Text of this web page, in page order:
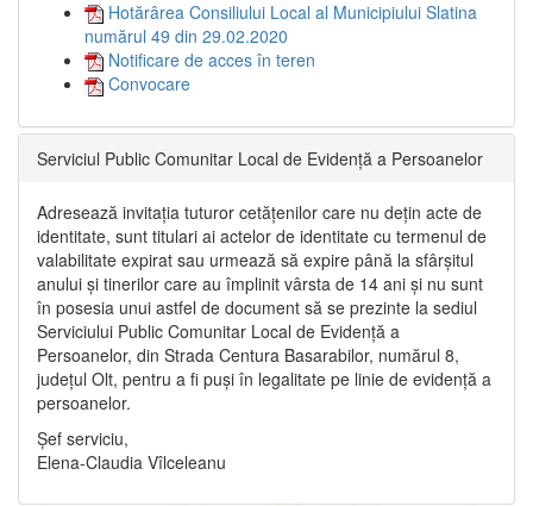
Hotărârea Consiliului Local al Municipiului Slatina
numărul 49 din 29.02.2020
Notificare de acces în teren
Convocare
Serviciul Public Comunitar Local de Evidență a Persoanelor
Adresează invitația tuturor cetățenilor care nu dețin acte de
identitate, sunt titulari ai actelor de identitate cu termenul de
valabilitate expirat sau urmează să expire până la sfârșitul
anului și tinerilor care au împlinit vârsta de 14 ani și nu sunt
în posesia unui astfel de document să se prezinte la sediul
Serviciului Public Comunitar Local de Evidență a
Persoanelor, din Strada Centura Basarabilor, numărul 8,
județul Olt, pentru a fi puși în legalitate pe linie de evidență a
persoanelor.
Șef serviciu,
Elena-Claudia Vîlceleanu